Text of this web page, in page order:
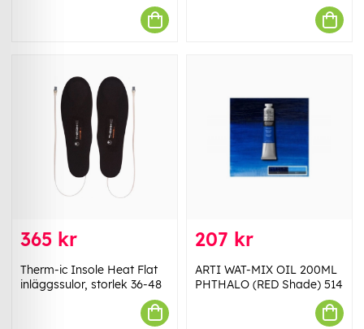
365 kr
Therm-ic Insole Heat Flat
inläggssulor, storlek 36-48
207 kr
ARTI WAT-MIX OIL 200ML
PHTHALO (RED Shade) 514